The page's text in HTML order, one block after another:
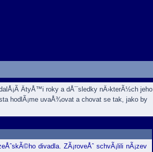
ÄtyÅ™i roky a dÅ¯sledky nÄ›kterÃ½ch jeho
hodlÃ¡me uvaÅ¾ovat a chovat se tak, jako by
divadla. ZÃ¡roveÅˆ schvÃ¡lili nÃ¡zev